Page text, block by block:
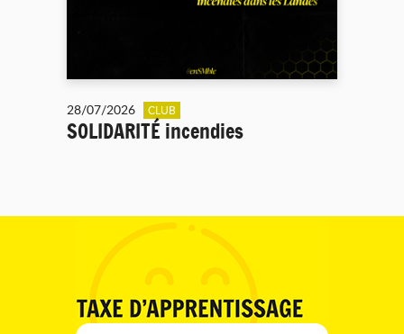
28/07/2026 CLUB
SOLIDARITÉ incendies